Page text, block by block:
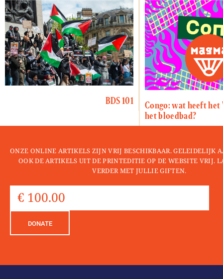
BDS 101
Congo: wat heeft het
het bloedbad?
ONZE ONLINE ARTIKELS ZIJN VRIJ BESCHIKBAAR. GELEIDELIJK
OOK DE ARTIKELS UIT DE PRINTEDITIE OP DE WEBSITE VRIJ.
VERDER MET JULLIE GIFTEN.
DONATE